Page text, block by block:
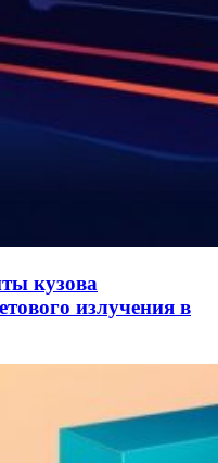
кузова
излучения в